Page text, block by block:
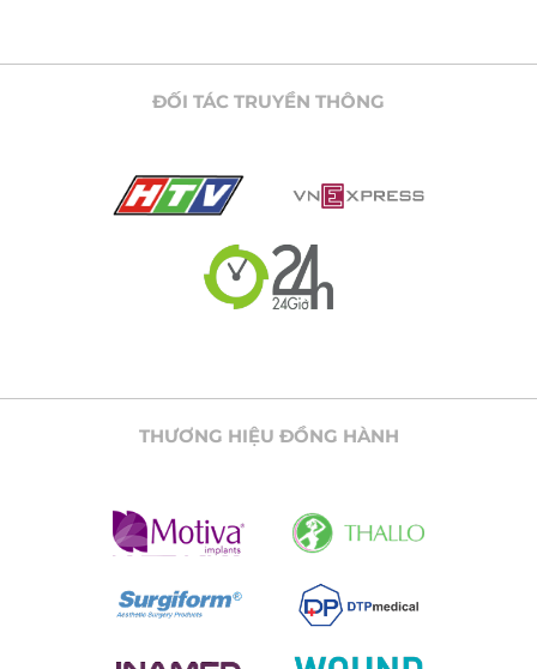
ĐỐI TÁC TRUYỀN THÔNG
THƯƠNG HIỆU ĐỒNG HÀNH